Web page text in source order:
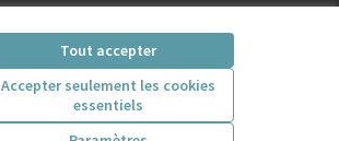
Tout accepter
Accepter seulement les cookies
essentiels
(Lien externe)
(Lien externe)(Lien externe)(Lien externe)
Licence Creative
(Lien externe)